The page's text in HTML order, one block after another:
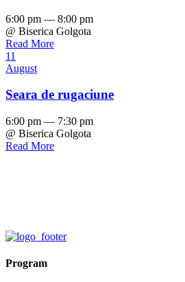
6:00 pm — 8:00 pm
@ Biserica Golgota
Read More
11
August
Seara de rugaciune
6:00 pm — 7:30 pm
@ Biserica Golgota
Read More
Program